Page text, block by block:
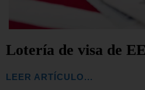
Lotería de visa de
LEER ARTÍCULO...